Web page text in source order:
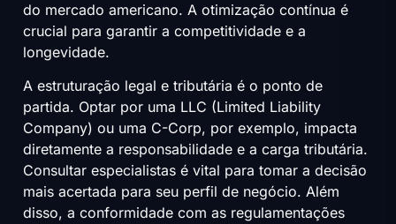
do mercado americano. A otimização contínua é
crucial para garantir a competitividade e a
longevidade.
A estruturação legal e tributária é o ponto de
partida. Optar por uma LLC (Limited Liability
Company) ou uma C-Corp, por exemplo, impacta
diretamente a responsabilidade e a carga tributária.
Consultar especialistas é vital para tomar a decisão
mais acertada para seu perfil de negócio. Além
disso, a conformidade com as regulamentações